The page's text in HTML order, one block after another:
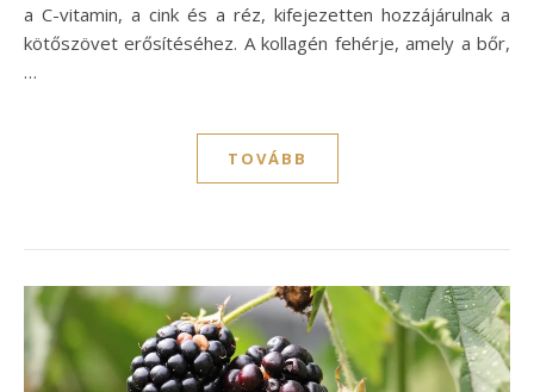
a C-vitamin, a cink és a réz, kifejezetten hozzájárulnak a
kötőszövet erősítéséhez. A kollagén fehérje, amely a bőr,
…
TOVÁBB